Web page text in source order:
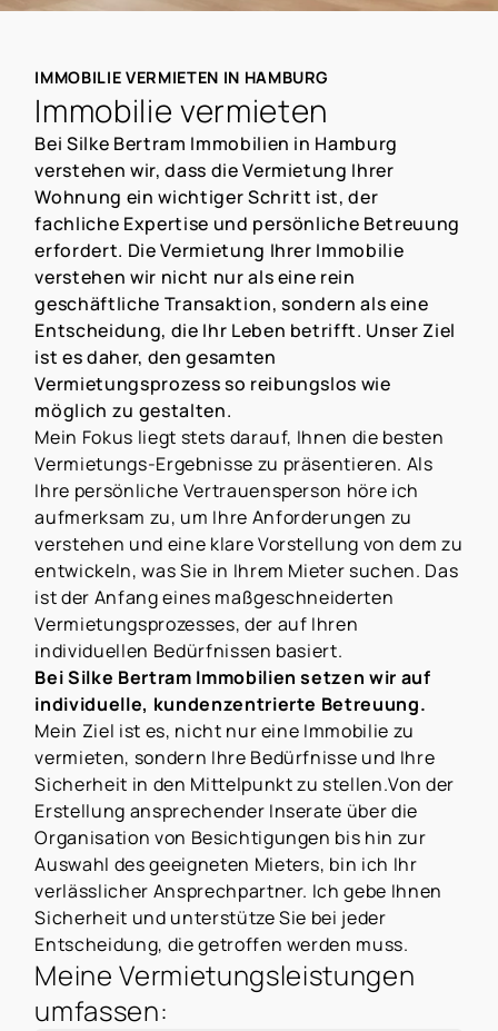
IMMOBILIE VERMIETEN IN HAMBURG
Immobilie vermieten
Bei Silke Bertram Immobilien in Hamburg
verstehen wir, dass die Vermietung Ihrer
Wohnung ein wichtiger Schritt ist, der
fachliche Expertise und persönliche Betreuung
erfordert. Die Vermietung Ihrer Immobilie
verstehen wir nicht nur als eine rein
geschäftliche Transaktion, sondern als eine
Entscheidung, die Ihr Leben betrifft. Unser Ziel
ist es daher, den gesamten
Vermietungsprozess so reibungslos wie
möglich zu gestalten.
Mein Fokus liegt stets darauf, Ihnen die besten
Vermietungs-Ergebnisse zu präsentieren. Als
Ihre persönliche Vertrauensperson höre ich
aufmerksam zu, um Ihre Anforderungen zu
verstehen und eine klare Vorstellung von dem zu
entwickeln, was Sie in Ihrem Mieter suchen. Das
ist der Anfang eines maßgeschneiderten
Vermietungsprozesses, der auf Ihren
individuellen Bedürfnissen basiert.
Bei Silke Bertram Immobilien setzen wir auf
individuelle, kundenzentrierte Betreuung.
Mein Ziel ist es, nicht nur eine Immobilie zu
vermieten, sondern Ihre Bedürfnisse und Ihre
Sicherheit in den Mittelpunkt zu stellen.Von der
Erstellung ansprechender Inserate über die
Organisation von Besichtigungen bis hin zur
Auswahl des geeigneten Mieters, bin ich Ihr
verlässlicher Ansprechpartner. Ich gebe Ihnen
Sicherheit und unterstütze Sie bei jeder
Entscheidung, die getroffen werden muss.
Meine Vermietungsleistungen
umfassen: